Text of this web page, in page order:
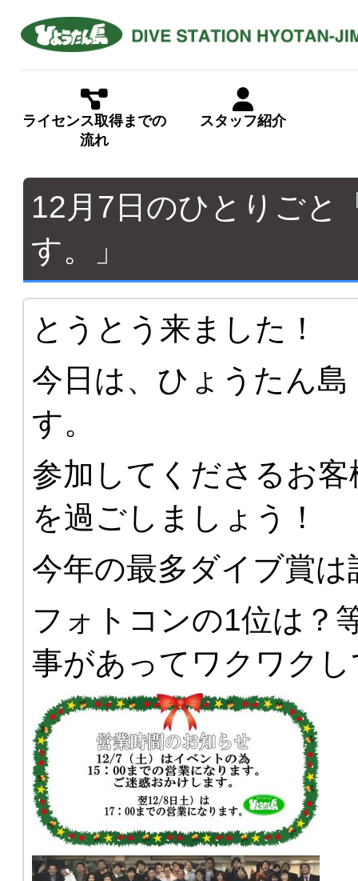
ライセンス取得までの
流れ
スタッフ紹介
12月7日のひとりごと
す。」
とうとう来ました！
今日は、ひょうたん
す。
参加してくださるお
を過ごしましょう！
今年の最多ダイブ賞は
フォトコンの1位は？
事があってワクワク